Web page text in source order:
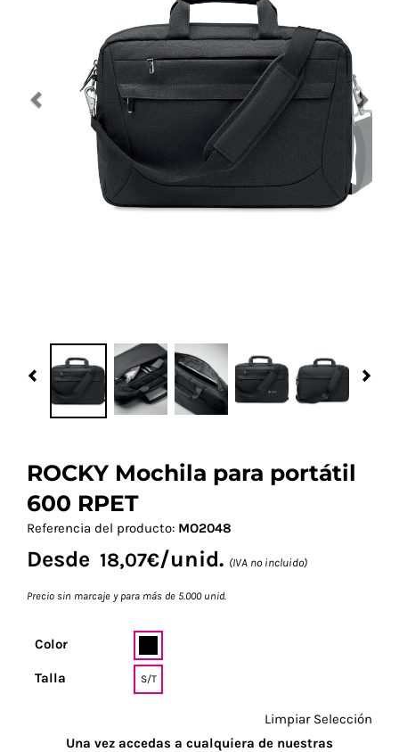
Navidad 🎄 Invierno
Previous
ROCKY Mochila para portátil
600 RPET
Referencia del producto: MO2048
Desde 18,07€/unid. (IVA no incluido)
Precio sin marcaje y para más de 5.000 unid.
Color
Talla S/T
Limpiar Selección
Una vez accedas a cualquiera de nuestras